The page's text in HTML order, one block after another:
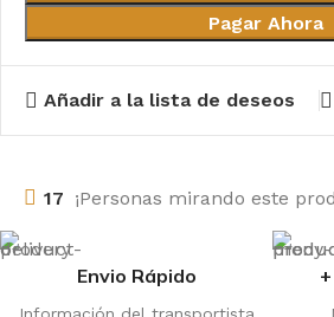
Pagar Ahora
Añadir a la lista de deseos
17 ¡Personas mirando este
Envio Rápido
Información del transportista